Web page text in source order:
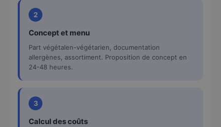
2
Concept et menu
Part végétalen-végétarien, documentation
allergènes, assortiment. Proposition de concept en
24-48 heures.
3
Calcul des coûts